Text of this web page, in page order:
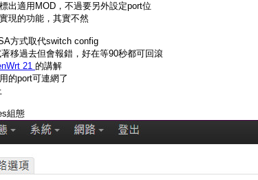
出適用MOD，不過要另外設定port位
現的功能，其實不然
方式取代switch config
移過去但會報錯，好在等90秒都可回滾
21 的講解
的port可連網了
組態